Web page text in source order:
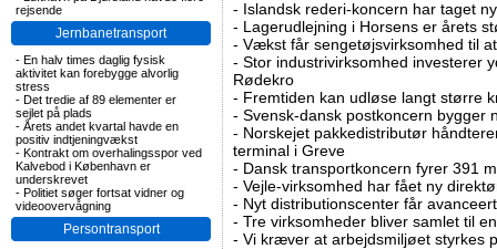
rejsende
Jernbanetransport
- En halv times daglig fysisk
aktivitet kan forebygge alvorlig
stress
- Det tredie af 89 elementer er
sejlet på plads
- Årets andet kvartal havde en
positiv indtjeningvækst
- Kontrakt om overhalingsspor ved
Kalvebod i København er
underskrevet
- Politiet søger fortsat vidner og
videoovervågning
Persontransport
- Islandsk rederi-koncern har taget
- Lagerudlejning i Horsens er årets
- Vækst får sengetøjsvirksomhed til
- Stor industrivirksomhed investerer
Rødekro
- Fremtiden kan udløse langt større
- Svensk-dansk postkoncern bygger
- Norskejet pakkedistributør
terminal i Greve
- Dansk transportkoncern fyrer 391
- Vejle-virksomhed har fået ny
- Nyt distributionscenter får
- Tre virksomheder bliver samlet til
- Vi kræver at arbejdsmiljøet styrkes